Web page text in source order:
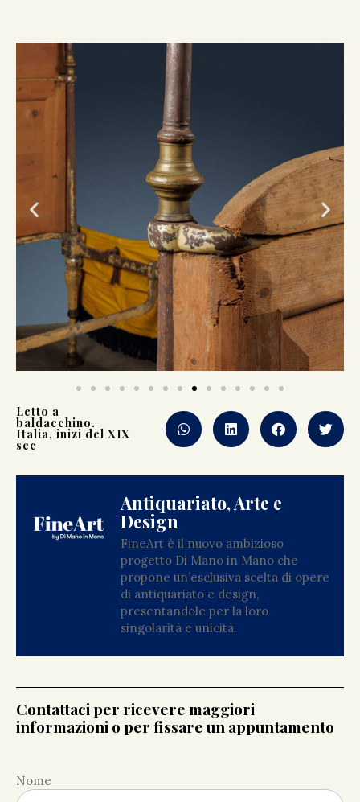
Letto a
baldacchino.
Italia, inizi del XIX
sec
Antiquariato, Arte e
Design
FineArt è il nuovo ambizioso
progetto Di Mano in Mano che
propone un’esclusiva scelta di opere
di antiquariato e design,
presentandole per la loro
singolarità e unicità.
Contattaci per ricevere maggiori
informazioni o per fissare un appuntamento
Nome